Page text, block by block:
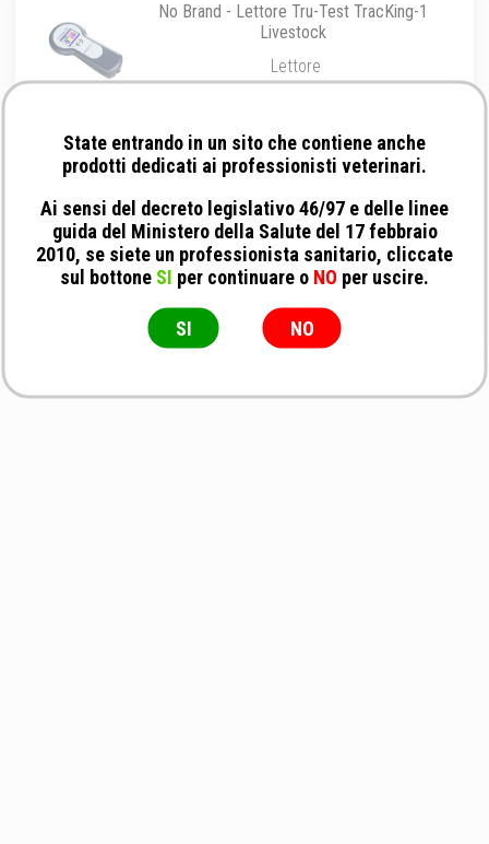
No Brand - Lettore Tru-Test TracKing-1
Livestock
Lettore
No Brand - Lettore Omni Max
Lettore senza BT
State entrando in un sito che contiene anche
prodotti dedicati ai professionisti veterinari.
Ai sensi del decreto legislativo 46/97 e delle linee
guida del Ministero della Salute del 17 febbraio
2010, se siete un professionista sanitario, cliccate
sul bottone SI per continuare o NO per uscire.
SI NO